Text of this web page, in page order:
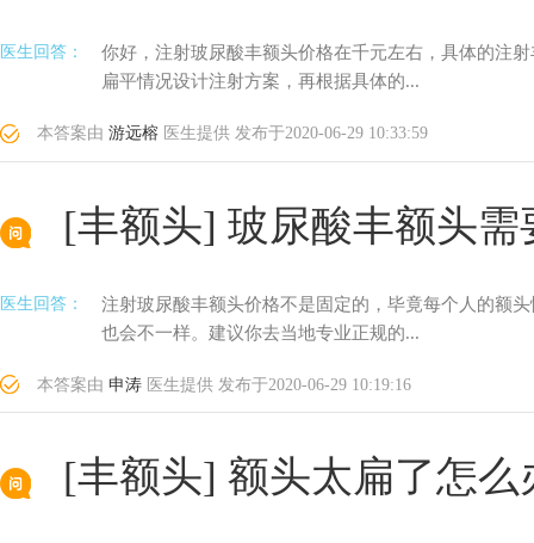
医生回答：
你好，注射玻尿酸丰额头价格在千元左右，具体的注
扁平情况设计注射方案，再根据具体的...
本答案由 游远榕 医生提供 发布于2020-06-29 10:33:59
[丰额头] 玻尿酸丰额头需
医生回答：
注射玻尿酸丰额头价格不是固定的，毕竟每个人的额
也会不一样。建议你去当地专业正规的...
本答案由 申涛 医生提供 发布于2020-06-29 10:19:16
[丰额头] 额头太扁了怎么